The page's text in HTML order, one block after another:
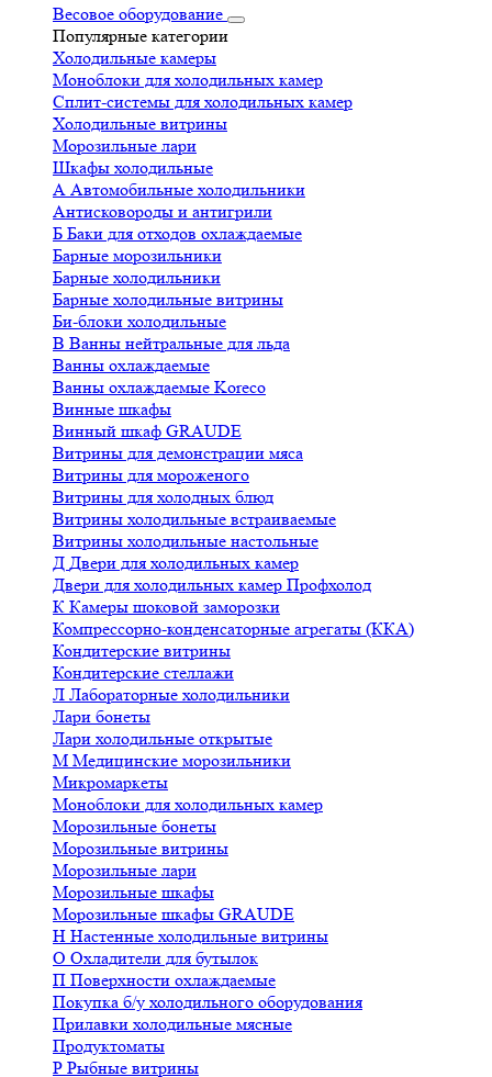
Весовое оборудование
Популярные категории
Холодильные камеры
Моноблоки для холодильных камер
Сплит-системы для холодильных камер
Холодильные витрины
Морозильные лари
Шкафы холодильные
А Автомобильные холодильники
Антисковороды и антигрили
Б Баки для отходов охлаждаемые
Барные морозильники
Барные холодильники
Барные холодильные витрины
Би-блоки холодильные
В Ванны нейтральные для льда
Ванны охлаждаемые
Ванны охлаждаемые Koreco
Винные шкафы
Винный шкаф GRAUDE
Витрины для демонстрации мяса
Витрины для мороженого
Витрины для холодных блюд
Витрины холодильные встраиваемые
Витрины холодильные настольные
Д Двери для холодильных камер
Двери для холодильных камер Профхолод
К Камеры шоковой заморозки
Компрессорно-конденсаторные агрегаты (ККА)
Кондитерские витрины
Кондитерские стеллажи
Л Лабораторные холодильники
Лари бонеты
Лари холодильные открытые
М Медицинские морозильники
Микромаркеты
Моноблоки для холодильных камер
Морозильные бонеты
Морозильные витрины
Морозильные лари
Морозильные шкафы
Морозильные шкафы GRAUDE
Н Настенные холодильные витрины
О Охладители для бутылок
П Поверхности охлаждаемые
Покупка б/у холодильного оборудования
Прилавки холодильные мясные
Продуктоматы
Р Рыбные витрины